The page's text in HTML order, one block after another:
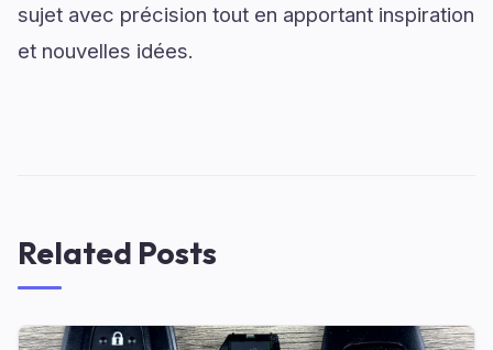
sujet avec précision tout en apportant inspiration
et nouvelles idées.
Related Posts